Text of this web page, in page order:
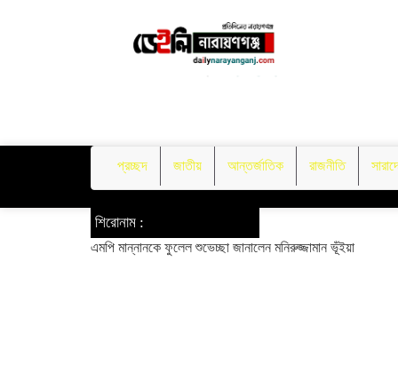
প্রচ্ছদ জাতীয় আন্তর্জাতিক রাজনীতি
শিরোনাম :
এমপি মান্নানকে ফুলেল শুভেচ্ছা জানালেন মনিরুজ্জামান ভূঁইয়া